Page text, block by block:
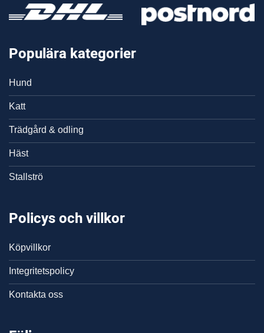
Populära kategorier
Hund
Katt
Trädgård & odling
Häst
Stallströ
Policys och villkor
Köpvillkor
Integritetspolicy
Kontakta oss